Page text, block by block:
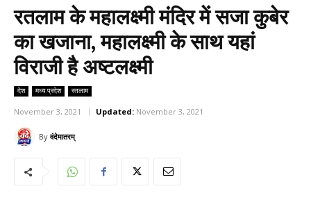
रतलाम के महालक्ष्मी मंदिर में सजा कुबेर
का खजाना, महालक्ष्मी के साथ यहां
विराजी है अष्टलक्ष्मी
देश मध्य प्रदेश रतलाम
November 3, 2021 Updated: November 3, 2021
By वंदेमातरम्